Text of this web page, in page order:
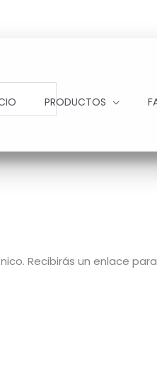
PRODUCTOS
Recibirás un enlace